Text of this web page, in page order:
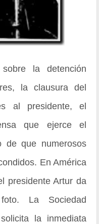
la detención
la clausura del
al presidente, el
que ejerce el
de que numerosos
En América
presidente Artur da
La Sociedad
la inmediata